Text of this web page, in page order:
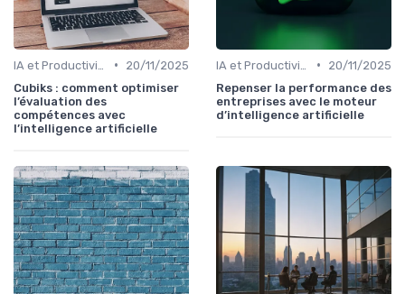
•
20/11/2025
Cubiks : comment optimiser
l’évaluation des
compétences avec
l’intelligence artificielle
•
20/11/2025
Repenser la performance des
entreprises avec le moteur
d’intelligence artificielle